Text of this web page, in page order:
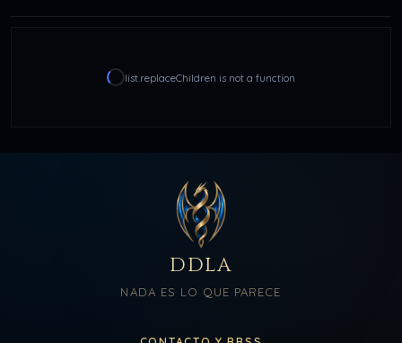
list.replaceChildren is not a function
DDLA
NADA ES LO QUE PARECE